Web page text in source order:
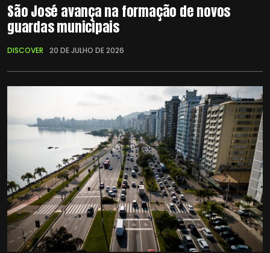
São José avança na formação de novos
guardas municipais
DISCOVER 20 DE JULHO DE 2026